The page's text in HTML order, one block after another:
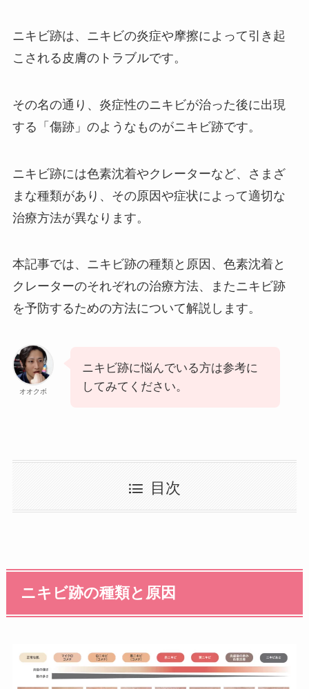
ニキビ跡は、ニキビの炎症や摩擦によって引き起
こされる皮膚のトラブルです。
その名の通り、炎症性のニキビが治った後に出現
する「傷跡」のようなものがニキビ跡です。
ニキビ跡には色素沈着やクレーターなど、さまざ
まな種類があり、その原因や症状によって適切な
治療方法が異なります。
本記事では、ニキビ跡の種類と原因、色素沈着と
クレーターのそれぞれの治療方法、またニキビ跡
を予防するための方法について解説します。
オオクボ
ニキビ跡に悩んでいる方は参考に
してみてください。
目次
ニキビ跡の種類と原因